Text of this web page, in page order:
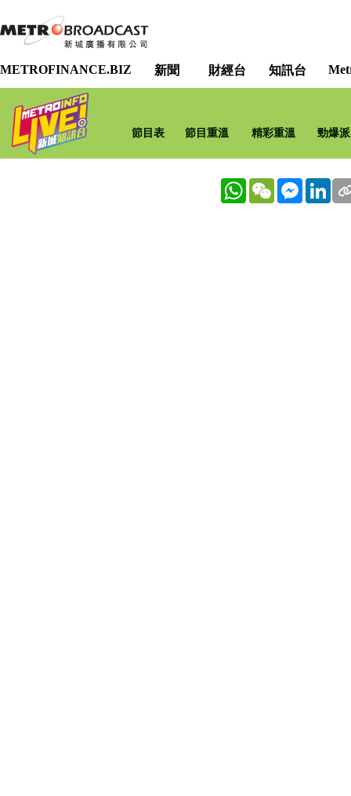
METROFINANCE.BIZ 新聞 財經台 知訊台
節目表 節目重溫 精彩重溫 勁爆
WhatsApp
WeChat